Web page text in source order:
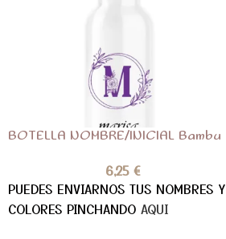
BOTELLA NOMBRE/INICIAL Bambu
6,25€
PUEDES ENVIARNOS TUS NOMBRES Y
COLORES PINCHANDO AQUI